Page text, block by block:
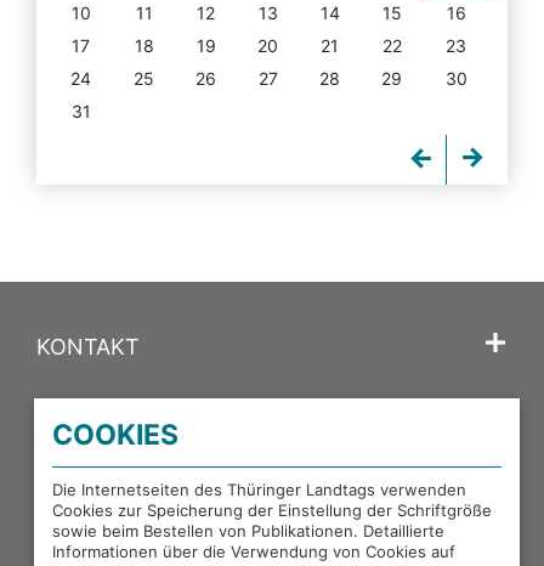
10
11 12 13 14 15
16
17
18 19 20 21 22
23
24
25 26 27 28 29
30
31
KONTAKT
PORTALE DES THÜRINGER LANDTAGS
EXTERNE LINKS
COOKIES
Die Internetseiten des Thüringer Landtags verwenden
Cookies zur Speicherung der Einstellung der Schriftgröße
sowie beim Bestellen von Publikationen. Detaillierte
Informationen über die Verwendung von Cookies auf